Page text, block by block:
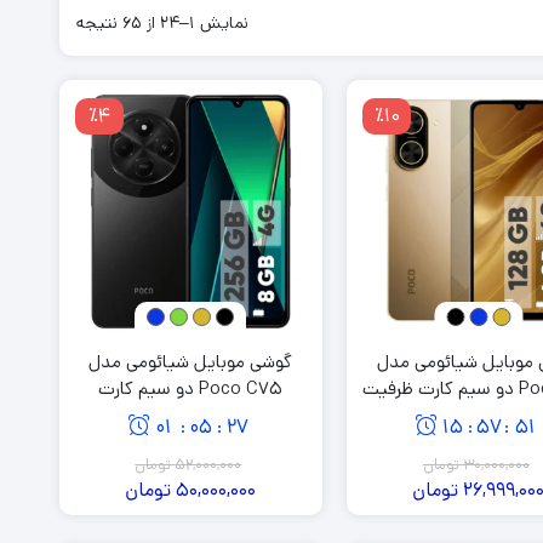
گوشی 5g
گوشی بر اساس رم
گوشی با رم 8 گیگابایت
نمایش 1–24 از 65 نتیجه
٪10
موبایل شیائومی مدل
Poco C71 دو سیم کارت ظرفیت
50
:
57
:
15
30,000,000تومان
26,999,000 تومان
٪4
گوشی موبایل شیائومی مدل
Poco C75 دو سیم کارت
26
:
05
:
01
52,000,000تومان
50,000,000تومان